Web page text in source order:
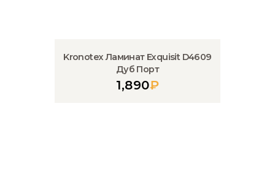
Kronotex Ламинат Exquisit D4609
Дуб Порт
1,890₽